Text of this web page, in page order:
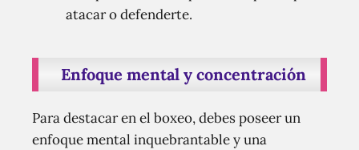
atacar o defenderte.
Enfoque mental y concentración
Para destacar en el boxeo, debes poseer un
enfoque mental inquebrantable y una